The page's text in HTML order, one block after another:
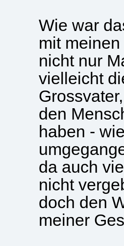
Wie war
mit
nicht nur
vielleicht
den
haben -
da auch
nicht
doch den
meiner